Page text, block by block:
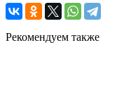
Рекомендуем также